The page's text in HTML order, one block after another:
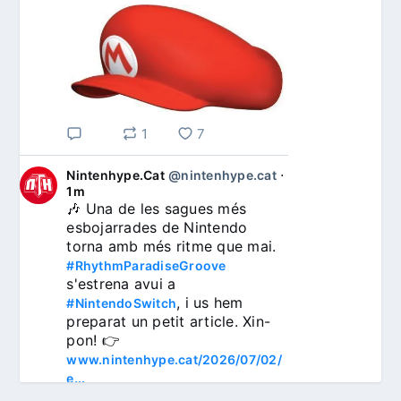
1 7
Nintenhype.Cat @nintenhype.cat⋅
1m
🎶 Una de les sagues més
esbojarrades de Nintendo
#RhythmParadiseGroove
#NintendoSwitch, i us hem
preparat un petit article. Xin-
www.nintenhype.cat/2026/07/02/
e...